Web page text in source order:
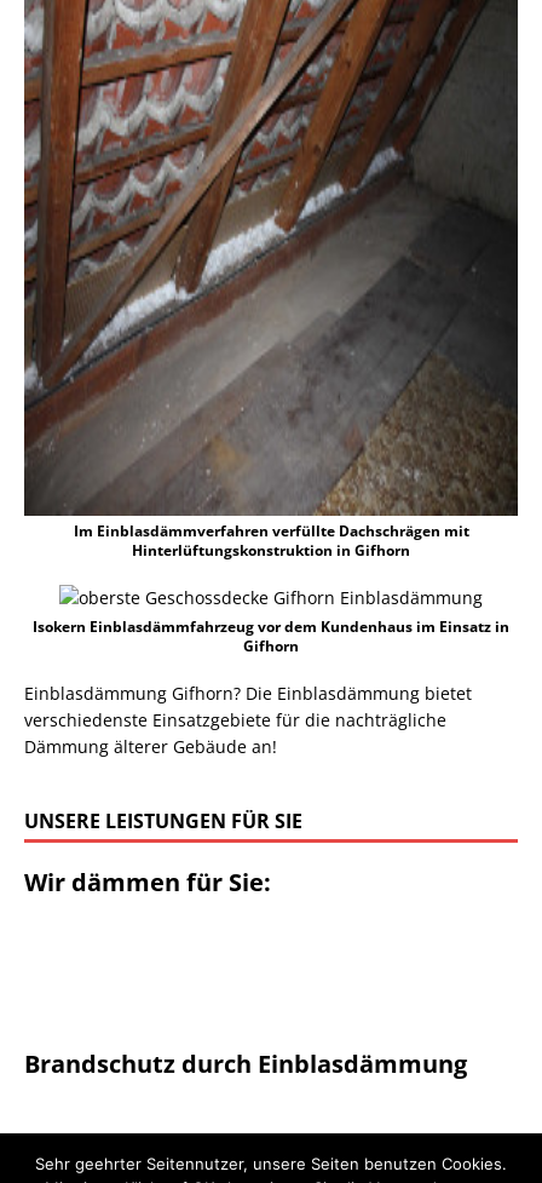
Im Einblasdämmverfahren verfüllte Dachschrägen mit
Hinterlüftungskonstruktion in Gifhorn
Isokern Einblasdämmfahrzeug vor dem Kundenhaus im Einsatz in
Gifhorn
Einblasdämmung Gifhorn? Die Einblasdämmung bietet
verschiedenste Einsatzgebiete für die nachträgliche
Dämmung älterer Gebäude an!
UNSERE LEISTUNGEN FÜR SIE
Wir dämmen für Sie:
Brandschutz durch Einblasdämmung
Sehr geehrter Seitennutzer, unsere Seiten benutzen Cookies.